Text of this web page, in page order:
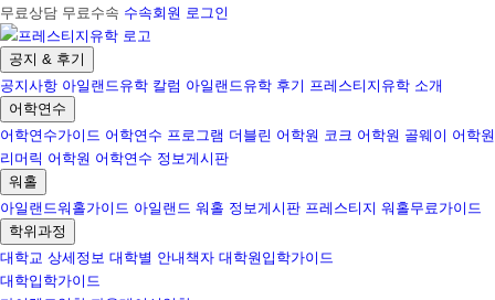
무료상담 무료수속 수속회원 로그인
공지 & 후기
공지사항 아일랜드유학 칼럼 아일랜드유학 후기 프레스티지유학 소개
어학연수
어학연수가이드 어학연수 프로그램 더블린 어학원 코크 어학원 골웨이 어학원
리머릭 어학원 어학연수 정보게시판
워홀
아일랜드워홀가이드 아일랜드 워홀 정보게시판 프레스티지 워홀무료가이드
학위과정
대학교 상세정보 대학별 안내책자 대학원입학가이드
대학입학가이드